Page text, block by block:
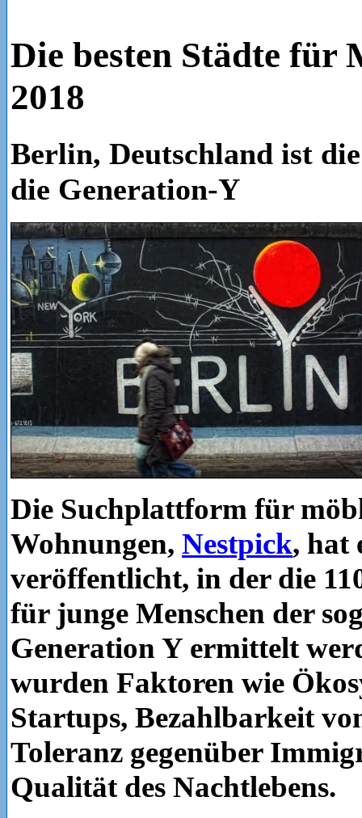
Die besten Städte für
2018
Berlin, Deutschland ist
die Generation-Y
Die Suchplattform für
Wohnungen, Nestpick, hat
veröffentlicht, in der die
für junge Menschen der
Generation Y ermittelt
wurden Faktoren wie
Startups, Bezahlbarkeit
Toleranz gegenüber
Qualität des Nachtlebens.